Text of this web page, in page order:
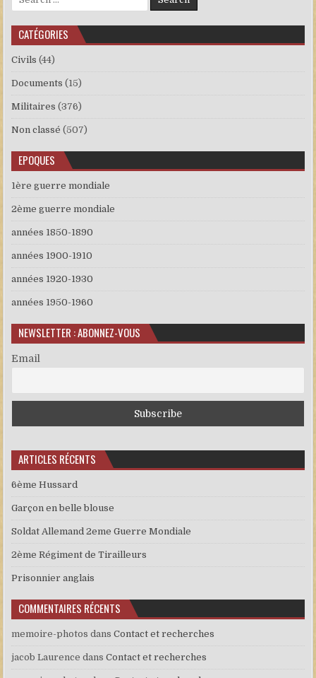
CATÉGORIES
Civils (44)
Documents (15)
Militaires (376)
Non classé (507)
EPOQUES
1ère guerre mondiale
2ème guerre mondiale
années 1850-1890
années 1900-1910
années 1920-1930
années 1950-1960
NEWSLETTER : ABONNEZ-VOUS
Email
ARTICLES RÉCENTS
6ème Hussard
Garçon en belle blouse
Soldat Allemand 2eme Guerre Mondiale
2ème Régiment de Tirailleurs
Prisonnier anglais
COMMENTAIRES RÉCENTS
memoire-photos dansContact et recherches
jacob Laurence dansContact et recherches